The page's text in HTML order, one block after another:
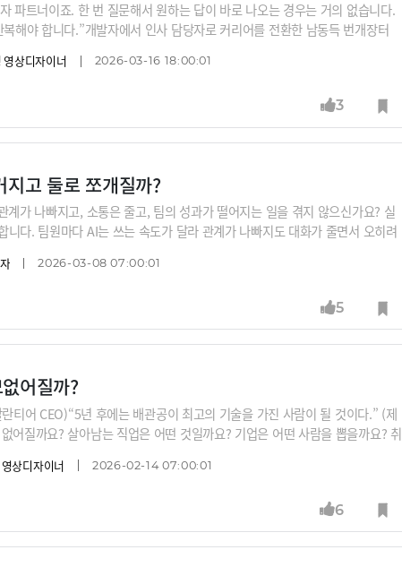
파트너이죠. 한 번 질문해서 원하는 답이 바로 나오는 경우는 거의 없습니다.
해야 합니다.”개발자에서 인사 담당자로 커리어를 전환한 남동득 번개장터
을 원하는지 명확해야 AI와도 제대로 협업할 수 있다는 이야기입니다.
상디자이너 2026-03-16 18:00:01
3
고 둘로 쪼개질까?
계가 나빠지고, 소통은 줄고, 팀의 성과가 떨어지는 일을 겪지 않으신가요? 실
니다. 팀원마다 AI는 쓰는 속도가 달라 관계가 나빠지도 대화가 줄면서 오히려
2026-03-08 07:00:01
5
어질까?
티어 CEO)“5년 후에는 배관공이 최고의 기술을 가진 사람이 될 것이다.” (제
어질까요? 살아남는 직업은 어떤 것일까요? 기업은 어떤 사람을 뽑을까요? 취
상디자이너 2026-02-14 07:00:01
6